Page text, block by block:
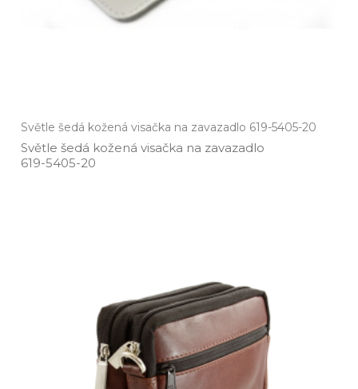
Světle šedá kožená visačka na zavazadlo 619-5405-20
Světle šedá kožená visačka na zavazadlo
619­-5405­-20